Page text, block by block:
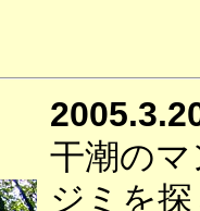
干潮の
ジミを